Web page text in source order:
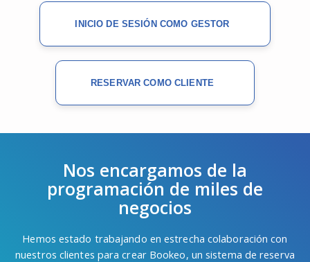
INICIO DE SESIÓN COMO GESTOR
RESERVAR COMO CLIENTE
Nos encargamos de la
programación de miles de
negocios
Hemos estado trabajando en estrecha colaboración con
nuestros clientes para crear Bookeo, un sistema de reserva